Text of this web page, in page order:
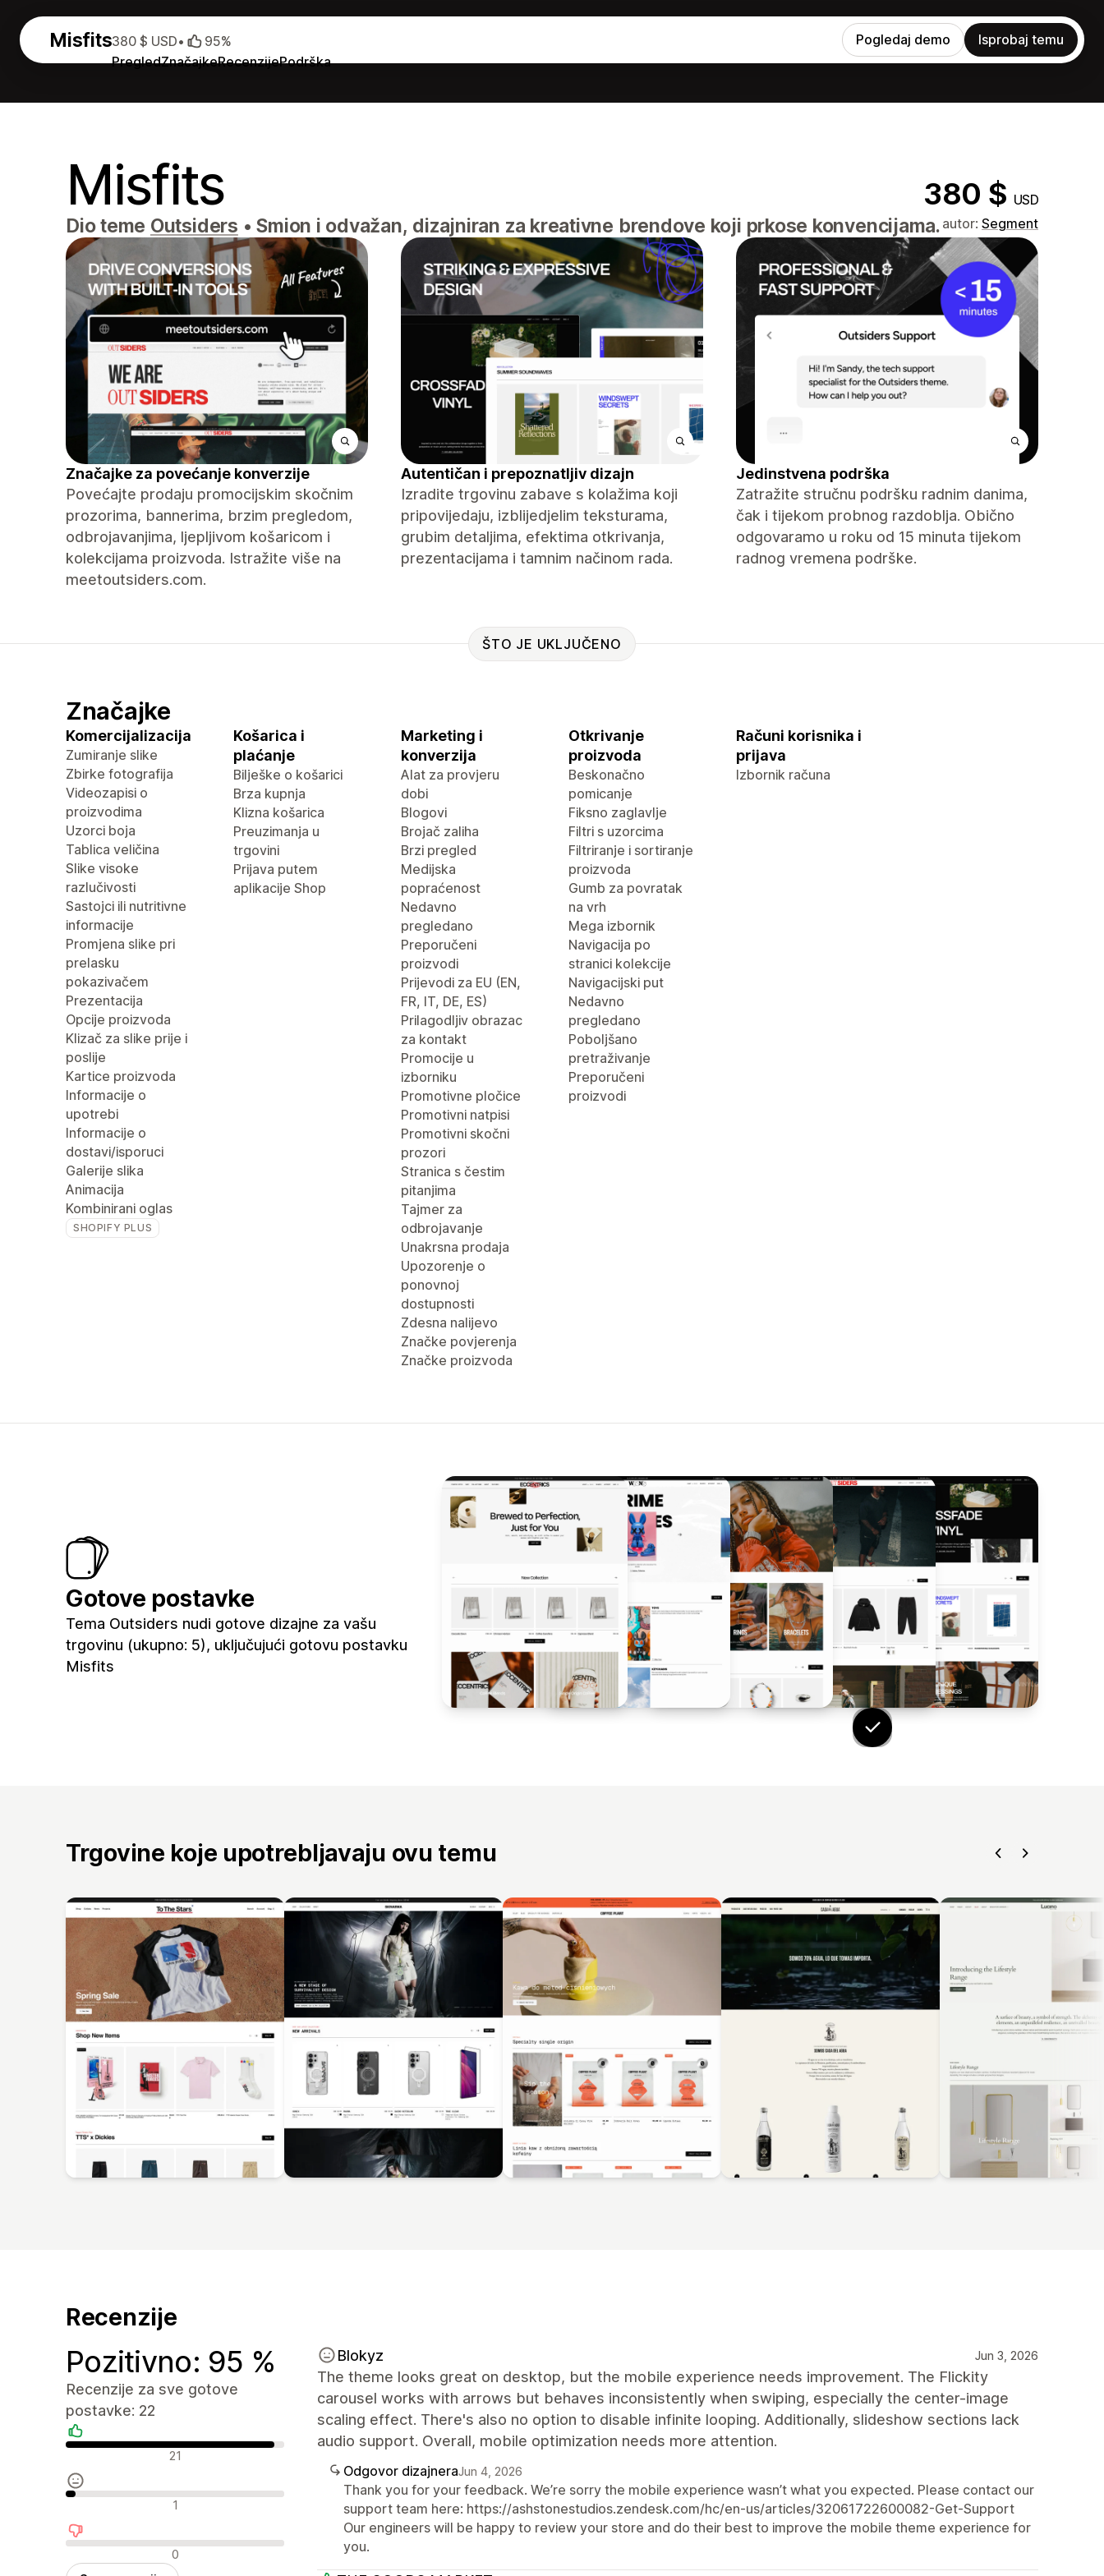
Misfits
PregledZnačajkeRecenzijePodrška
380 $ USD• 95% Pogledaj demo Isprobaj temu
Misfits 380 $ USD
Dio teme Outsiders • Smion i odvažan, dizajniran za kreativne brendove koji prkose konvencijama. autor: Segment
Značajke za povećanje konverzije
Povećajte prodaju promocijskim skočnim
prozorima, bannerima, brzim pregledom,
odbrojavanjima, ljepljivom košaricom i
kolekcijama proizvoda. Istražite više na
meetoutsiders.com.
Autentičan i prepoznatljiv dizajn
Izradite trgovinu zabave s kolažima koji
pripovijedaju, izblijedjelim teksturama,
grubim detaljima, efektima otkrivanja,
prezentacijama i tamnim načinom rada.
Jedinstvena podrška
Zatražite stručnu podršku radnim danima,
čak i tijekom probnog razdoblja. Obično
odgovaramo u roku od 15 minuta tijekom
radnog vremena podrške.
ŠTO JE UKLJUČENO
Značajke
Komercijalizacija
Zumiranje slike
Zbirke fotografija
Videozapisi o
proizvodima
Uzorci boja
Tablica veličina
Slike visoke
razlučivosti
Sastojci ili nutritivne
informacije
Promjena slike pri
prelasku
pokazivačem
Prezentacija
Opcije proizvoda
Klizač za slike prije i
poslije
Kartice proizvoda
Informacije o
upotrebi
Informacije o
dostavi/isporuci
Galerije slika
Animacija
Kombinirani oglas
SHOPIFY PLUS
Košarica i
plaćanje
Bilješke o košarici
Brza kupnja
Klizna košarica
Preuzimanja u
trgovini
Prijava putem
aplikacije Shop
Marketing i
konverzija
Alat za provjeru
dobi
Blogovi
Brojač zaliha
Brzi pregled
Medijska
popraćenost
Nedavno
pregledano
Preporučeni
proizvodi
Prijevodi za EU (EN,
FR, IT, DE, ES)
Prilagodljiv obrazac
za kontakt
Promocije u
izborniku
Promotivne pločice
Promotivni natpisi
Promotivni skočni
prozori
Stranica s čestim
pitanjima
Tajmer za
odbrojavanje
Unakrsna prodaja
Upozorenje o
ponovnoj
dostupnosti
Zdesna nalijevo
Značke povjerenja
Značke proizvoda
Otkrivanje
proizvoda
Beskonačno
pomicanje
Fiksno zaglavlje
Filtri s uzorcima
Filtriranje i sortiranje
proizvoda
Gumb za povratak
na vrh
Mega izbornik
Navigacija po
stranici kolekcije
Navigacijski put
Nedavno
pregledano
Poboljšano
pretraživanje
Preporučeni
proizvodi
Računi korisnika i
prijava
Izbornik računa
Gotove postavke
Tema Outsiders nudi gotove dizajne za vašu
trgovinu (ukupno: 5), uključujući gotovu postavku
Misfits
Trgovine koje upotrebljavaju ovu temu
Recenzije
Pozitivno: 95 %
Recenzije za sve gotove
postavke: 22
Pozitivne recenzije
21
Neutralne recenzije
1
Negativne recenzije
0
Blokyz Jun 3, 2026
The theme looks great on desktop, but the mobile experience needs improvement. The Flickity
carousel works with arrows but behaves inconsistently when swiping, especially the center-image
scaling effect. There's also no option to disable infinite looping. Additionally, slideshow sections lack
audio support. Overall, mobile optimization needs more attention.
Odgovor dizajneraJun 4, 2026
Thank you for your feedback. We’re sorry the mobile experience wasn’t what you expected. Please contact our
support team here: https://ashstonestudios.zendesk.com/hc/en-us/articles/32061722600082-Get-Support
Our engineers will be happy to review your store and do their best to improve the mobile theme experience for
you.